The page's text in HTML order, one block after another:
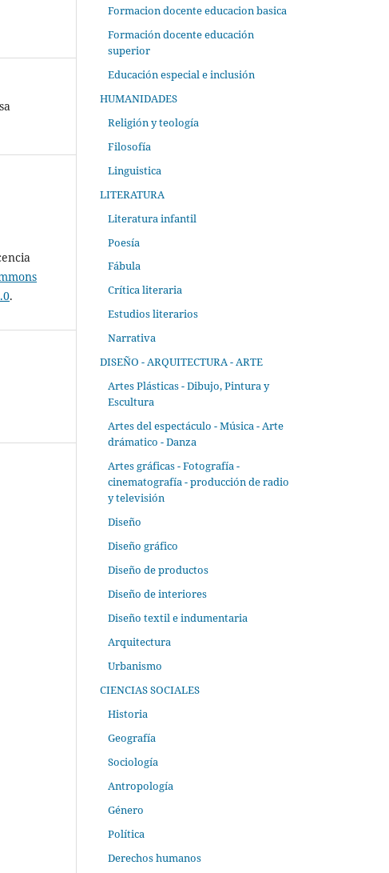
.
Formacion docente educacion basica
Formación docente educación
superior
Educación especial e inclusión
HUMANIDADES
Religión y teología
Filosofía
Linguistica
LITERATURA
Literatura infantil
Poesía
Fábula
Crítica literaria
Estudios literarios
Narrativa
DISEÑO - ARQUITECTURA - ARTE
Artes Plásticas - Dibujo, Pintura y
Escultura
Artes del espectáculo - Música - Arte
drámatico - Danza
Artes gráficas - Fotografía -
cinematografía - producción de radio
y televisión
Diseño
Diseño gráfico
Diseño de productos
Diseño de interiores
Diseño textil e indumentaria
Arquitectura
Urbanismo
CIENCIAS SOCIALES
Historia
Geografía
Sociología
Antropología
Género
Política
Derechos humanos